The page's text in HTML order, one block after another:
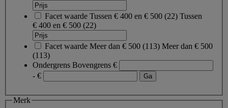
Facet waarde Tussen € 400 en € 500 (22) Tussen
€ 400 en € 500 (22)
Facet waarde Meer dan € 500 (113) Meer dan € 500
(113)
Ondergrens Bovengrens €
- €
Merk